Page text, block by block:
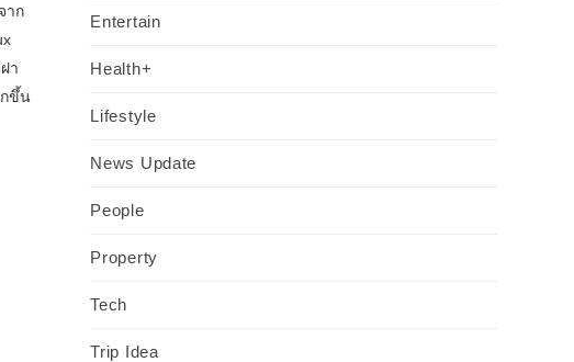
าก
า
ขึ้น
Entertain
Health+
Lifestyle
News Update
People
Property
Tech
Trip Idea